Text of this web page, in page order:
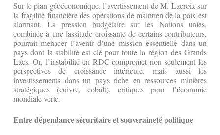
Sur le plan géoéconomique, l’avertissement de M. Lacroix sur
la fragilité financière des opérations de maintien de la paix est
alarmant. La pression budgétaire sur les Nations unies,
combinée à une lassitude croissante de certains contributeurs,
pourrait menacer l’avenir d’une mission essentielle dans un
pays dont la stabilité est clé pour toute la région des Grands
Lacs. Or, l’instabilité en RDC compromet non seulement les
perspectives de croissance intérieure, mais aussi les
investissements dans un pays riche en ressources minières
stratégiques (cuivre, cobalt), critiques pour l’économie
mondiale verte.
Entre dépendance sécuritaire et souveraineté politique